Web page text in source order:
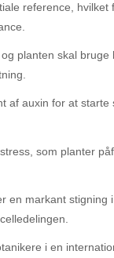
reference, hvilket
planten skal
af auxin for at
som planter
en markant stigning
i en